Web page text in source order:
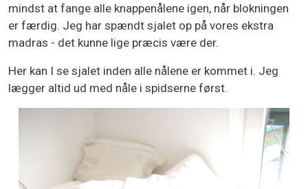
mindst at fange alle knappenålene igen, når blokningen
er færdig. Jeg har spændt sjalet op på vores ekstra
madras - det kunne lige præcis være der.
Her kan I se sjalet inden alle nålene er kommet i. Jeg
lægger altid ud med nåle i spidserne først.